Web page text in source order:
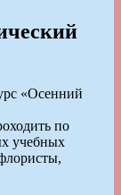
по
учебных